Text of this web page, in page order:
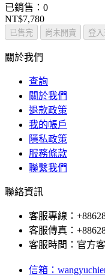
已銷售：0
NT$7,780
已售完 尚未開賣 登
關於我們
查詢
關於我們
退款政策
我的帳戶
隱私政策
服務條款
聯繫我們
聯絡資訊
客服專線：
客服傳真：
客服時間：官方
信箱：